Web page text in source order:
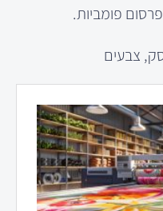
פומביות.
צבעים